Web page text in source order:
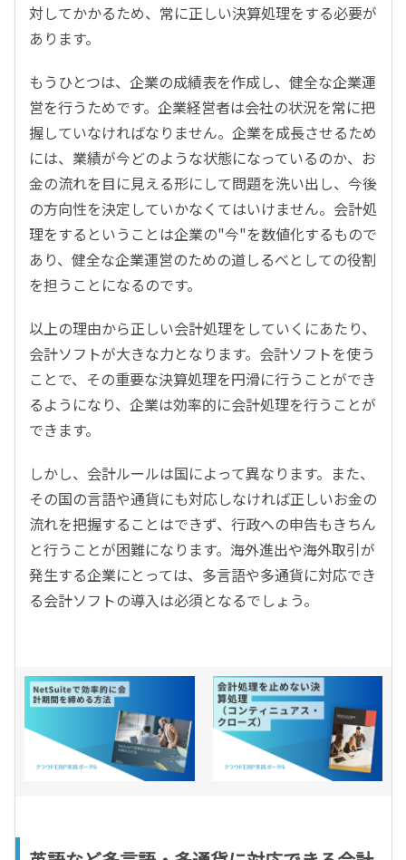
対してかかるため、常に正しい決算処理をする必要が
あります。
もうひとつは、企業の成績表を作成し、健全な企業運
営を行うためです。企業経営者は会社の状況を常に把
握していなければなりません。企業を成長させるため
には、業績が今どのような状態になっているのか、お
金の流れを目に見える形にして問題を洗い出し、今後
の方向性を決定していかなくてはいけません。会計処
理をするということは企業の"今"を数値化するもので
あり、健全な企業運営のための道しるべとしての役割
を担うことになるのです。
以上の理由から正しい会計処理をしていくにあたり、
会計ソフトが大きな力となります。会計ソフトを使う
ことで、その重要な決算処理を円滑に行うことができ
るようになり、企業は効率的に会計処理を行うことが
できます。
しかし、会計ルールは国によって異なります。また、
その国の言語や通貨にも対応しなければ正しいお金の
流れを把握することはできず、行政への申告もきちん
と行うことが困難になります。海外進出や海外取引が
発生する企業にとっては、多言語や多通貨に対応でき
る会計ソフトの導入は必須となるでしょう。